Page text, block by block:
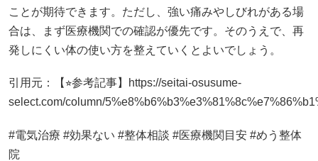
ことが期待できます。ただし、強い痛みやしびれがある場
合は、まず医療機関での確認が優先です。そのうえで、再
発しにくい体の使い方を整えていくとよいでしょう。
引用元：【⭐︎参考記事】https://seitai-osusume-
select.com/column/
#電気治療 #効果ない #整体相談 #医療機関目安 #めう整体
院